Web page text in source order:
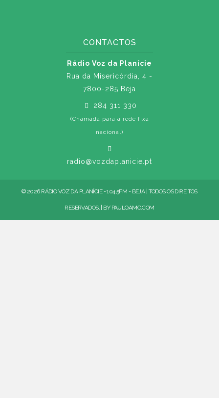
CONTACTOS
Rádio Voz da Planície
Rua da Misericórdia, 4 -
7800-285 Beja
284 311 330
(Chamada para a rede fixa
nacional)
radio@vozdaplanicie.pt
© 2026 RÁDIO VOZ DA PLANÍCIE - 104.5FM - BEJA | TODOS OS DIREITOS
RESERVADOS. | BY PAULOAMC.COM